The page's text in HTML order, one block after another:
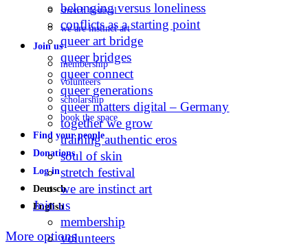
stretch festival
we are instinct art
Join us
membership
volunteers
scholarship
book the space
Find your people
Donations
Log in
Deutsch
English
More options
belonging versus loneliness
conflicts as a starting point
queer art bridge
queer bridges
queer connect
queer generations
queer matters digital – Germany
together we grow
training authentic eros
soul of skin
stretch festival
we are instinct art
Join us
membership
volunteers